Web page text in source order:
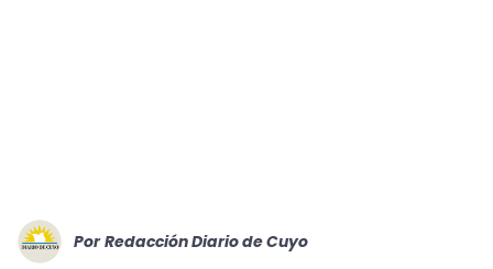
Por Redacción Diario de Cuyo